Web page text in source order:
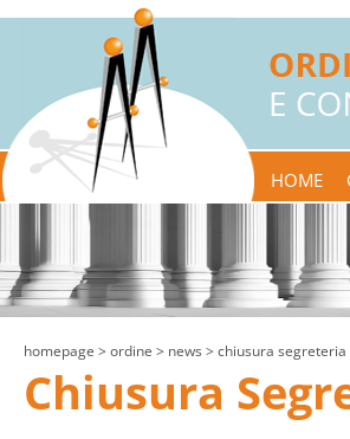
HOME
homepage > ordine > news > chiusura segreteria
Chiusura